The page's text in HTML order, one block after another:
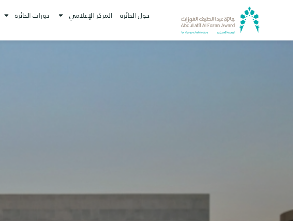
حول الجائزة المركز الإعلامي دورات الجائزة